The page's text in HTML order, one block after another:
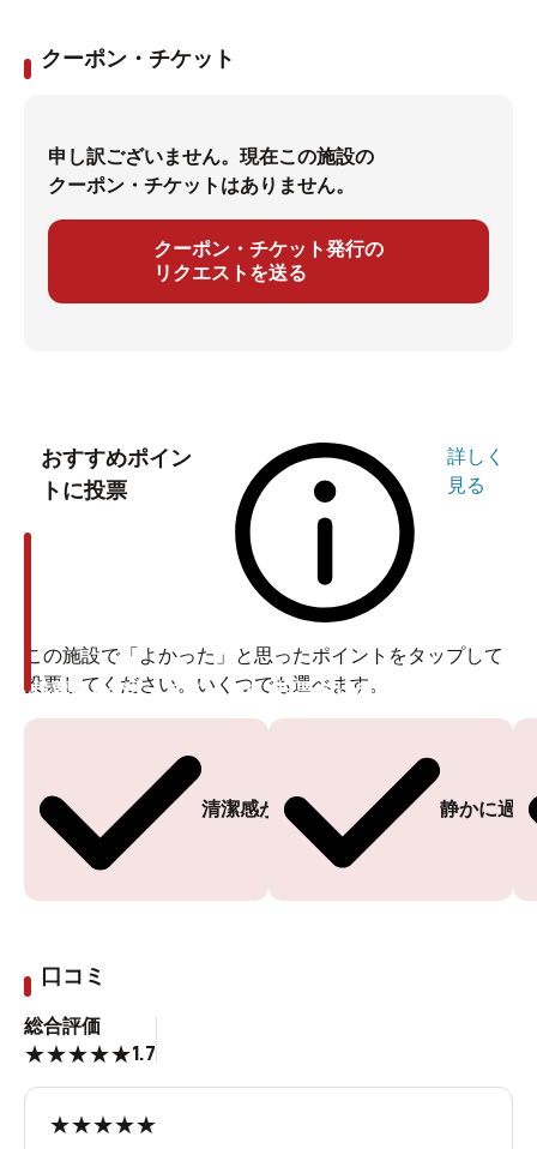
クーポン・チケット
申し訳ございません。現在この施設の
クーポン・チケットはありません。
クーポン・チケット発行の
リクエストを送る
おすすめポイン
トに投票
詳しく
見る
この施設で「よかった」と思ったポイントをタップして
投票してください。いくつでも選べます。
清潔感がある
投票ありがとうございます
静かに過
投票ありがとうございます
口コミ
総合評価
★★★★★1.7
★★★★★